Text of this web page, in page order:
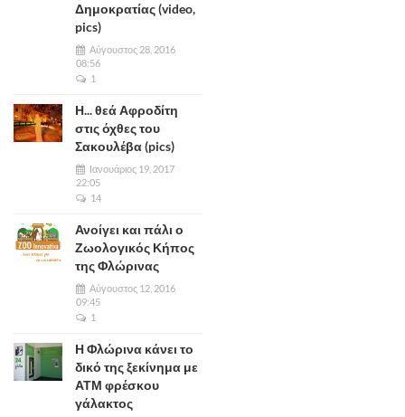
Δημοκρατίας (video,
pics)
Αύγουστος 28, 2016
08:56
1
Η... θεά Αφροδίτη
στις όχθες του
Σακουλέβα (pics)
Ιανουάριος 19, 2017
22:05
14
Ανοίγει και πάλι ο
Ζωολογικός Κήπος
της Φλώρινας
Αύγουστος 12, 2016
09:45
1
Η Φλώρινα κάνει το
δικό της ξεκίνημα με
ΑΤΜ φρέσκου
γάλακτος